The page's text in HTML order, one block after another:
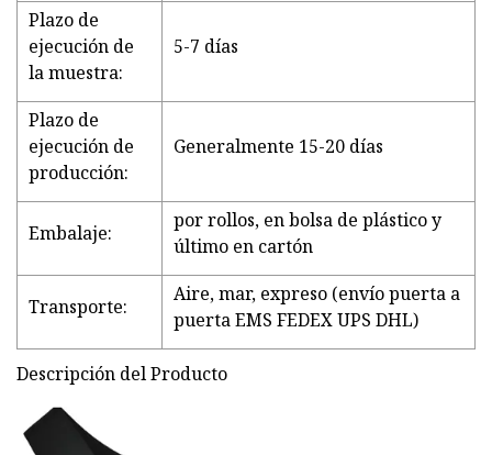
Plazo de
ejecución de
la muestra:
5-7 días
Plazo de
ejecución de
producción:
Generalmente 15-20 días
Embalaje:
por rollos, en bolsa de plástico y
último en cartón
Transporte:
Aire, mar, expreso (envío puerta a
puerta EMS FEDEX UPS DHL)
Descripción del Producto